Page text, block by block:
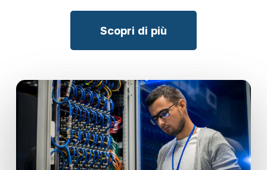
Scopri di più